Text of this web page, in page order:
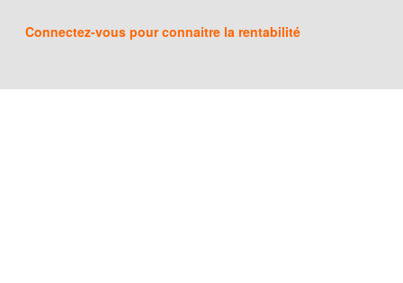
Connectez-vous pour connaitre la rentabilité